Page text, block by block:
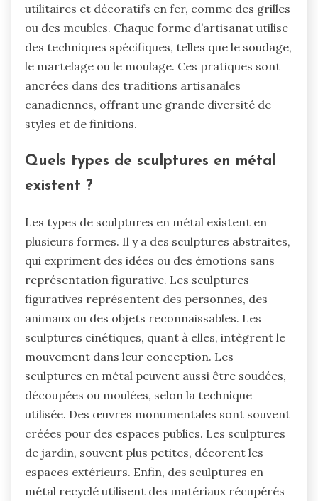
utilitaires et décoratifs en fer, comme des grilles
ou des meubles. Chaque forme d’artisanat utilise
des techniques spécifiques, telles que le soudage,
le martelage ou le moulage. Ces pratiques sont
ancrées dans des traditions artisanales
canadiennes, offrant une grande diversité de
styles et de finitions.
Quels types de sculptures en métal
existent ?
Les types de sculptures en métal existent en
plusieurs formes. Il y a des sculptures abstraites,
qui expriment des idées ou des émotions sans
représentation figurative. Les sculptures
figuratives représentent des personnes, des
animaux ou des objets reconnaissables. Les
sculptures cinétiques, quant à elles, intègrent le
mouvement dans leur conception. Les
sculptures en métal peuvent aussi être soudées,
découpées ou moulées, selon la technique
utilisée. Des œuvres monumentales sont souvent
créées pour des espaces publics. Les sculptures
de jardin, souvent plus petites, décorent les
espaces extérieurs. Enfin, des sculptures en
métal recyclé utilisent des matériaux récupérés